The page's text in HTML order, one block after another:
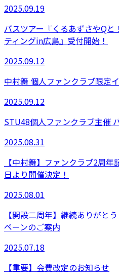
2025.09.19
バスツアー『くるあずさやQ
ティングin広島』受付開始！
2025.09.12
中村舞 個人ファンクラブ限定
2025.09.12
STU48個人ファンクラブ主催
2025.08.31
【中村舞】ファンクラブ2周
日より開催決定！
2025.08.01
【開設二周年】継続ありがと
ペーンのご案内
2025.07.18
【重要】会費改定のお知らせ